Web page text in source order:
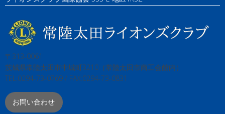
〒313-0061
茨城県常陸太田市中城町3210（常陸太田市商工会館内）
TEL:0294-73-0769 / FAX:0294-73-0831
お問い合わせ